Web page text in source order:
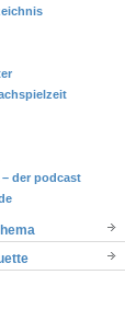
der podcast